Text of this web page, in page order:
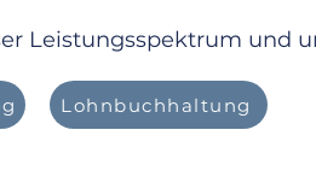
Leistungsspektrum und
Lohnbuchhaltung